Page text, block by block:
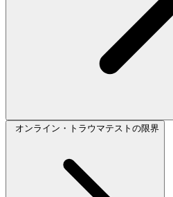
オンライン・トラウマテストの限界